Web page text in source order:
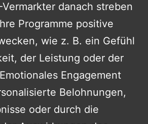
danach streben
Programme positive
wie z. B. ein Gefühl
der Leistung oder der
Engagement
Belohnungen,
oder durch die